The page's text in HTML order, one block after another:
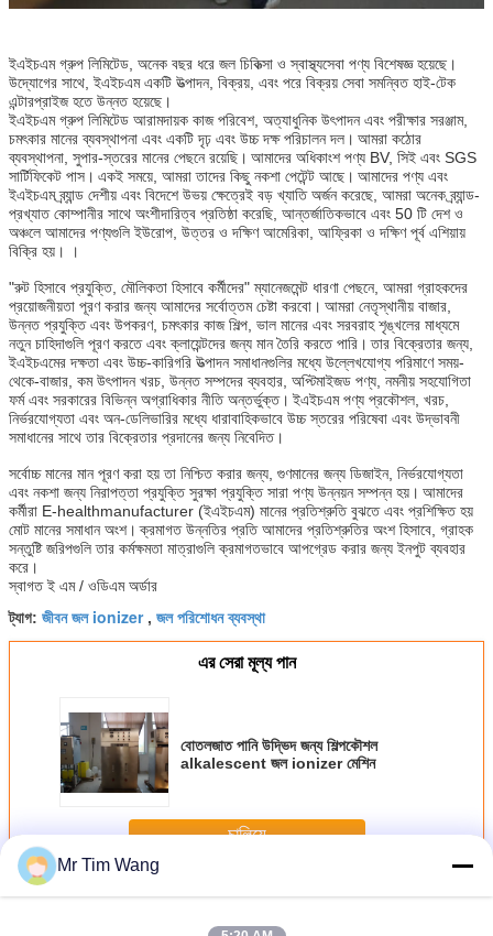
ইএইচএম গ্রুপ লিমিটেড, অনেক বছর ধরে জল চিকিত্সা ও স্বাস্থ্যসেবা পণ্য বিশেষজ্ঞ হয়েছে।
উদ্যোগের সাথে, ইএইচএম একটি উত্পাদন, বিক্রয়, এবং পরে বিক্রয় সেবা সমন্বিত হাই-টেক
এন্টারপ্রাইজ হতে উন্নত হয়েছে।
ইএইচএম গ্রুপ লিমিটেড আরামদায়ক কাজ পরিবেশ, অত্যাধুনিক উৎপাদন এবং পরীক্ষার সরঞ্জাম,
চমৎকার মানের ব্যবস্থাপনা এবং একটি দৃঢ় এবং উচ্চ দক্ষ পরিচালন দল। আমরা কঠোর
ব্যবস্থাপনা, সুপার-স্তরের মানের পেছনে রয়েছি। আমাদের অধিকাংশ পণ্য BV, সিই এবং SGS
সার্টিফিকেট পাস। একই সময়ে, আমরা তাদের কিছু নকশা পেটেন্ট আছে। আমাদের পণ্য এবং
ইএইচএম ব্র্যান্ড দেশীয় এবং বিদেশে উভয় ক্ষেত্রেই বড় খ্যাতি অর্জন করেছে, আমরা অনেক ব্র্যান্ড-
প্রখ্যাত কোম্পানীর সাথে অংশীদারিত্ব প্রতিষ্ঠা করেছি, আন্তর্জাতিকভাবে এবং 50 টি দেশ ও
অঞ্চলে আমাদের পণ্যগুলি ইউরোপ, উত্তর ও দক্ষিণ আমেরিকা, আফ্রিকা ও দক্ষিণ পূর্ব এশিয়ায়
বিক্রি হয়। ।
"রুট হিসাবে প্রযুক্তি, মৌলিকতা হিসাবে কর্মীদের" ম্যানেজমেন্ট ধারণা পেছনে, আমরা গ্রাহকদের
প্রয়োজনীয়তা পূরণ করার জন্য আমাদের সর্বোত্তম চেষ্টা করবো। আমরা নেতৃস্থানীয় বাজার,
উন্নত প্রযুক্তি এবং উপকরণ, চমৎকার কাজ শিল্প, ভাল মানের এবং সরবরাহ শৃঙ্খলের মাধ্যমে
নতুন চাহিদাগুলি পূরণ করতে এবং ক্লায়েন্টদের জন্য মান তৈরি করতে পারি। তার বিক্রেতার জন্য,
ইএইচএমের দক্ষতা এবং উচ্চ-কারিগরি উত্পাদন সমাধানগুলির মধ্যে উল্লেখযোগ্য পরিমাণে সময়-
থেকে-বাজার, কম উৎপাদন খরচ, উন্নত সম্পদের ব্যবহার, অপ্টিমাইজড পণ্য, নমনীয় সহযোগিতা
ফর্ম এবং সরকারের বিভিন্ন অগ্রাধিকার নীতি অন্তর্ভুক্ত। ইএইচএম পণ্য প্রকৌশল, খরচ,
নির্ভরযোগ্যতা এবং অন-ডেলিভারির মধ্যে ধারাবাহিকভাবে উচ্চ স্তরের পরিষেবা এবং উদ্ভাবনী
সমাধানের সাথে তার বিক্রেতার প্রদানের জন্য নিবেদিত।
সর্বোচ্চ মানের মান পূরণ করা হয় তা নিশ্চিত করার জন্য, গুণমানের জন্য ডিজাইন, নির্ভরযোগ্যতা
এবং নকশা জন্য নিরাপত্তা প্রযুক্তি সুরক্ষা প্রযুক্তি সারা পণ্য উন্নয়ন সম্পন্ন হয়। আমাদের
কর্মীরা E-healthmanufacturer (ইএইচএম) মানের প্রতিশ্রুতি বুঝতে এবং প্রশিক্ষিত হয়
মোট মানের সমাধান অংশ। ক্রমাগত উন্নতির প্রতি আমাদের প্রতিশ্রুতির অংশ হিসাবে, গ্রাহক
সন্তুষ্টি জরিপগুলি তার কর্মক্ষমতা মাত্রাগুলি ক্রমাগতভাবে আপগ্রেড করার জন্য ইনপুট ব্যবহার
করে।
স্বাগত ই এম / ওডিএম অর্ডার
ট্যাগ: জীবন জল ionizer, জল পরিশোধন ব্যবস্থা
এর সেরা মূল্য পান
বোতলজাত পানি উদ্ভিদ জন্য শিল্পকৌশল
alkalescent জল ionizer মেশিন
চালিয়ে
অধিকজল Ionizer সংশোধক
Mr Tim Wang